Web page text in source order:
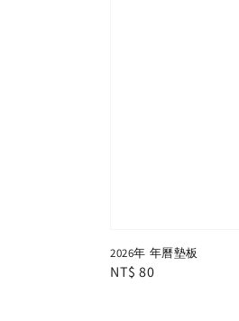
2026年 年曆墊板
Regular
NT$ 80